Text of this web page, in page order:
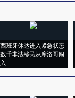
西班牙休达进入紧急状态
数千非法移民从摩洛哥闯
入